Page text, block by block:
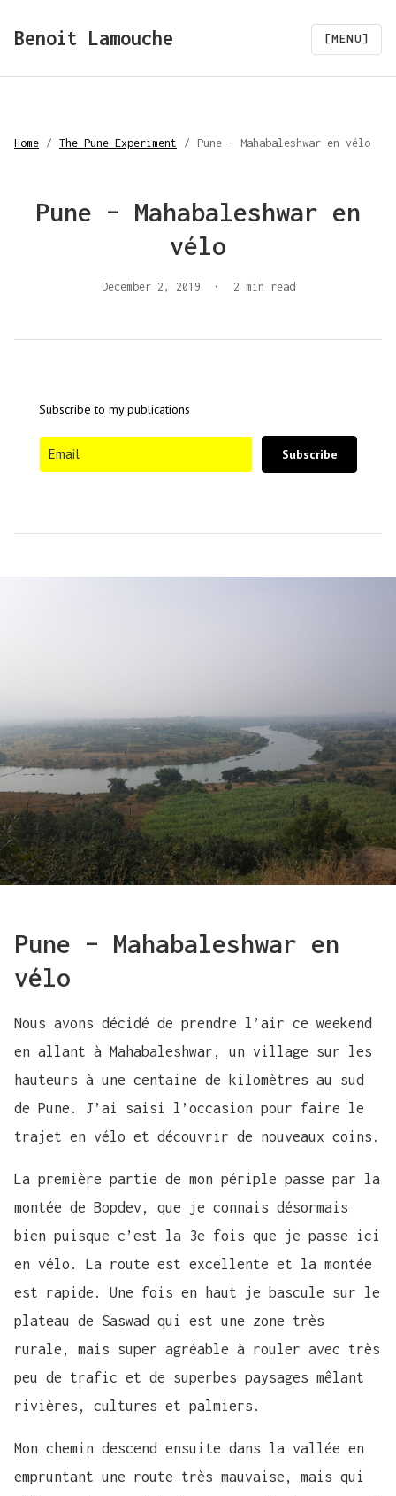
Benoit Lamouche [MENU]
Home / The Pune Experiment / Pune – Mahabaleshwar en vélo
Pune – Mahabaleshwar en
vélo
December 2, 2019 • 2 min read
Subscribe to my publications
Subscribe
Pune – Mahabaleshwar en
vélo
Nous avons décidé de prendre l’air ce weekend
en allant à Mahabaleshwar, un village sur les
hauteurs à une centaine de kilomètres au sud
de Pune. J’ai saisi l’occasion pour faire le
trajet en vélo et découvrir de nouveaux coins.
La première partie de mon périple passe par la
montée de Bopdev, que je connais désormais
bien puisque c’est la 3e fois que je passe ici
en vélo. La route est excellente et la montée
est rapide. Une fois en haut je bascule sur le
plateau de Saswad qui est une zone très
rurale, mais super agréable à rouler avec très
peu de trafic et de superbes paysages mêlant
rivières, cultures et palmiers.
Mon chemin descend ensuite dans la vallée en
empruntant une route très mauvaise, mais qui